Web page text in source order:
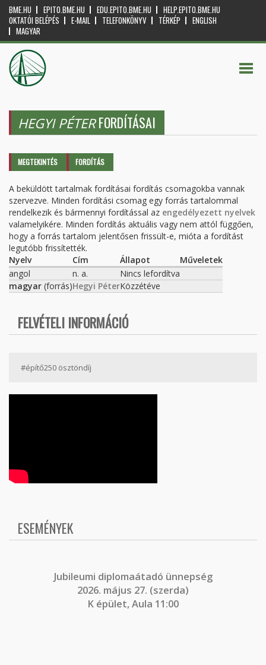
BME.HU EPITO.BME.HU EDU.EPITO.BME.HU
HELP.EPITO.BME.HU
OKTATÓI BELÉPÉS
E-MAIL TELEFONKÖNYV TÉRKÉP
ENGLISH
MAGYAR
HEGYI PÉTERFORDÍTÁSAI
Elsődleges fülek
MEGTEKINTÉS FORDÍTÁS
A beküldött tartalmak fordításai fordítás csomagokba vannak
szervezve. Minden fordítási csomag egy forrás tartalommal
rendelkezik és bármennyi fordítással az engedélyezett nyelvek
valamelyikére. Minden fordítás aktuális vagy nem attól függően,
hogy a forrás tartalom jelentősen frissült-e, mióta a fordítást
legutóbb frissítették.
Nyelv
Cím Állapot
Műveletek
angol
n. a.
Nincs lefordítva
magyar (forrás)Hegyi PéterKözzétéve
FELVÉTELI INFORMÁCIÓ
#építő250 ösztöndíj
ESEMÉNYEK
Jubileumi diplomaátadó ünnepség
2026. május 27. (szerda)
K épület, Aula 11:00